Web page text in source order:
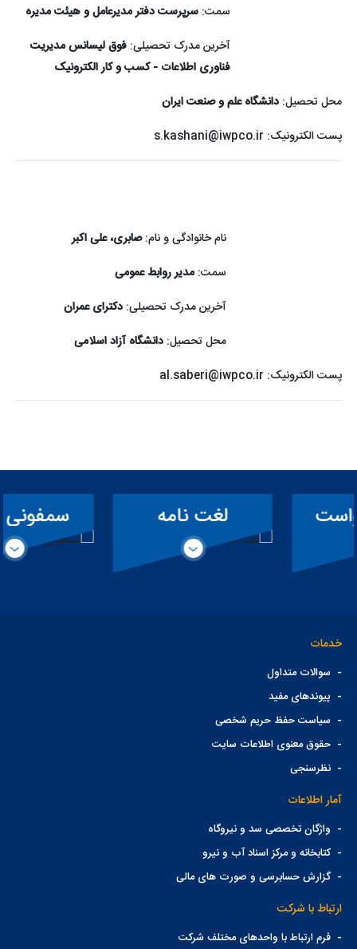
سمت:سرپرست دفتر مدیرعامل و هیئت مدیره
آخرین مدرک تحصیلی:فوق لیسانس مدیریت
فناوری اطلاعات - کسب و کار الکترونیک
محل تحصیل:دانشگاه علم و صنعت ایران
پست الکترونیک: s.kashani@iwpco.ir
نام خانوادگی و نام:صابری، علی اکبر
سمت:مدیر روابط عمومی
آخرین مدرک تحصیلی:دکترای عمران
محل تحصیل:دانشگاه آزاد اسلامی
پست الکترونیک: al.saberi@iwpco.ir
تخصصی سد
سمفونی کارون
خدمات
- سوالات متداول
- پیوندهای مفید
- سیاست حفظ حریم شخصی
-حقوق معنوی اطلاعات سایت
-نظرسنجی
آمار اطلاعات
- واژگان تخصصی سد و نیروگاه
-کتابخانه و مرکز اسناد آب و نیرو
-گزارش حسابرسی و صورت های مالی
ارتباط با شرکت
-فرم ارتباط با واحدهای مختلف شرکت